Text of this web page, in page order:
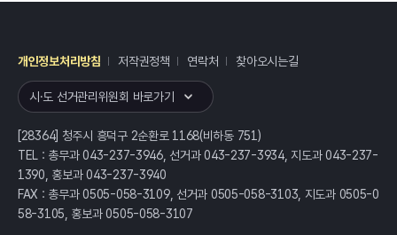
개인정보처리방침 저작권정책 연락처 찾아오시는길
시·도 선거관리위원회 바로가기
[28364] 청주시 흥덕구 2순환로 1168(비하동 751)
TEL : 총무과 043-237-3946, 선거과 043-237-3934, 지도과 043-237-
1390, 홍보과 043-237-3940
FAX : 총무과 0505-058-3109, 선거과 0505-058-3103, 지도과 0505-0
58-3105, 홍보과 0505-058-3107